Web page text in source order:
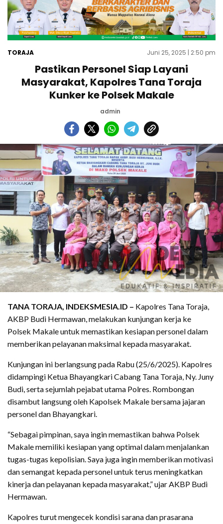
TORAJA Juni 25, 2025 | 2:50 pm
Pastikan Personel Siap Layani
Masyarakat, Kapolres Tana Toraja
Kunker ke Polsek Makale
admin
TANA TORAJA, INDEKSMESIA.ID – Kapolres Tana Toraja,
AKBP Budi Hermawan, melakukan kunjungan kerja ke
Polsek Makale untuk memastikan kesiapan personel dalam
memberikan pelayanan maksimal kepada masyarakat.
Kunjungan ini berlangsung pada Rabu (25/6/2025). Kapolres
didampingi Ketua Bhayangkari Cabang Tana Toraja, Ny. Juny
Budi, serta sejumlah pejabat utama Polres. Rombongan
disambut langsung oleh Kapolsek Makale bersama jajaran
personel dan Bhayangkari.
“Sebagai pimpinan, saya ingin memastikan bahwa Polsek
Makale memiliki kesiapan yang optimal dalam menjalankan
tugas-tugas kepolisian. Saya juga ingin memberikan motivasi
dan semangat kepada personel untuk terus meningkatkan
kinerja dan pelayanan kepada masyarakat,” ujar AKBP Budi
Hermawan.
Kapolres turut mengecek kondisi sarana dan prasarana